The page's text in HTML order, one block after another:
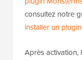
consultez notre
installer un
Après activation,